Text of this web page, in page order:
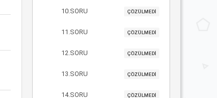
10.SORU ÇÖZÜLMEDİ
11.SORU ÇÖZÜLMEDİ
12.SORU ÇÖZÜLMEDİ
13.SORU ÇÖZÜLMEDİ
14.SORU ÇÖZÜLMEDİ